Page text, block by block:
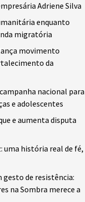
Adriene Silva
enquanto
migratória
movimento
da
nacional para
e adolescentes
e aumenta disputa
uma história real de fé,
gesto de resistência:
na Sombra merece a